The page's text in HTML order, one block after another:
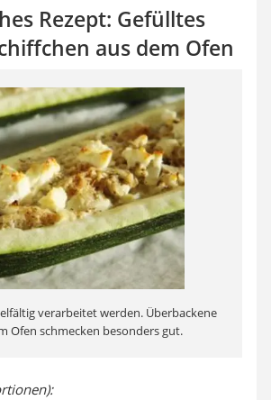
Rezept: Gefülltes
aus dem Ofen
verarbeitet werden. Überbackene
Ofen schmecken besonders gut.